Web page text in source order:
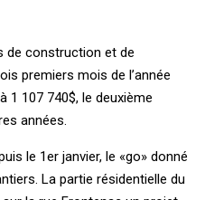
de construction et de
premiers mois de l’année
1 107 740$, le deuxième
années.
le 1er janvier, le «go» donné
La partie résidentielle du